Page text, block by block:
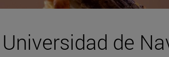
de